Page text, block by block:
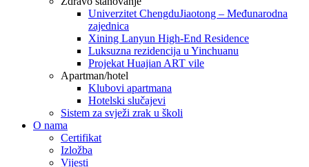
Univerzitet ChengduJiaotong – Međunarodna
zajednica
Xining Lanyun High-End Residence
Luksuzna rezidencija u Yinchuanu
Projekat Huajian ART vile
Apartman/hotel
Klubovi apartmana
Hotelski slučajevi
Sistem za svježi zrak u školi
O nama
Certifikat
Izložba
Vijesti